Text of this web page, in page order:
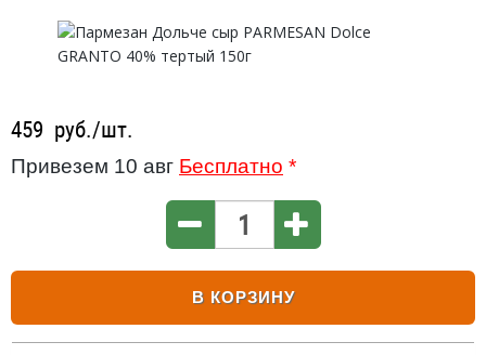
459 руб./шт.
Привезем 10 авг Бесплатно *
В КОРЗИНУ